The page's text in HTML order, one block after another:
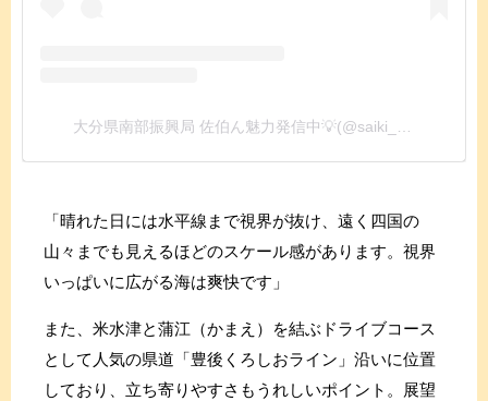
「晴れた日には水平線まで視界が抜け、遠く四国の
山々までも見えるほどのスケール感があります。視界
いっぱいに広がる海は爽快です」
また、米水津と蒲江（かまえ）を結ぶドライブコース
として人気の県道「豊後くろしおライン」沿いに位置
しており、立ち寄りやすさもうれしいポイント。展望